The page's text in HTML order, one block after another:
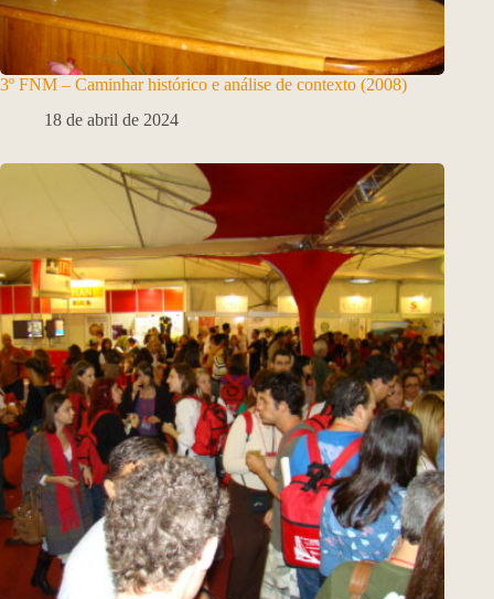
3º FNM – Caminhar histórico e análise de contexto (2008)
18 de abril de 2024